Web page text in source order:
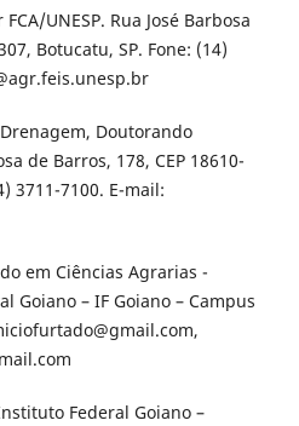
UNESP. Rua José Barbosa
Botucatu, SP. Fone: (14)
Doutorando
de Barros, 178, CEP 18610-
3711-7100. E-mail:
em Ciências Agrarias -
Goiano – IF Goiano – Campus
Federal Goiano –